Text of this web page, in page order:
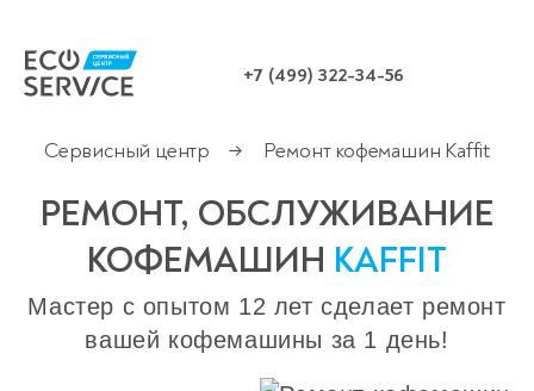
+7 (499) 322-34-56
Сервисный центр → Ремонт кофемашин Kaffit
РЕМОНТ, ОБСЛУЖИВАНИЕ
КОФЕМАШИН KAFFIT
Мастер с опытом 12 лет сделает ремонт
вашей кофемашины за 1 день!